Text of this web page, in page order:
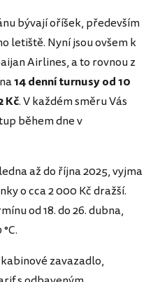
bývají oříšek, především
letiště. Nyní jsou ovšem k
Airlines, a to rovnou z
14 denní turnusy od 10
Kč. V každém směru Vás
během dne v
až do října 2025, vyjma
o cca 2 000 Kč dražší.
od 18. do 26. dubna,
zavazadlo,